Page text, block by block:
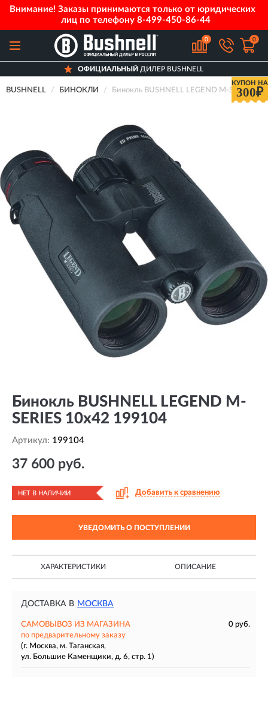
Внимание! Заказы принимаются только от юридических
лиц по телефону 8-499-450-86-44
0 0
ОФИЦИАЛЬНЫЙДИЛЕР BUSHNELL
КУПОН НА
300₽
BUSHNELL БИНОКЛИ Бинокль BUSHNELL LEGEND M-SERIES
Бинокль BUSHNELL LEGEND M-
SERIES 10x42 199104
Артикул: 199104
37 600 руб.
НЕТ В НАЛИЧИИ Добавить к сравнению
УВЕДОМИТЬ О ПОСТУПЛЕНИИ
ХАРАКТЕРИСТИКИ ОПИСАНИЕ
ДОСТАВКА В МОСКВА
САМОВЫВОЗ ИЗ МАГАЗИНА
0 руб.
по предварительному заказу
(г. Москва, м. Таганская,
ул. Большие Каменщики, д. 6, стр. 1)